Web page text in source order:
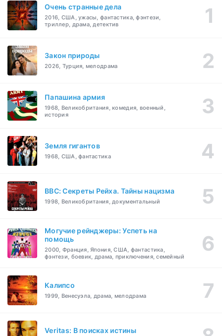
Очень странные дела
2016, США, ужасы, фантастика, фэнтези,
триллер, драма, детектив
Закон природы
2026, Турция, мелодрама
Папашина армия
1968, Великобритания, комедия, военный,
история
Земля гигантов
1968, США, фантастика
BBC: Секреты Рейха. Тайны нацизма
1998, Великобритания, документальный
Могучие рейнджеры: Успеть на
помощь
2000, Франция, Япония, США, фантастика,
фэнтези, боевик, драма, приключения, семейный
Калипсо
1999, Венесуэла, драма, мелодрама
Veritas: В поисках истины